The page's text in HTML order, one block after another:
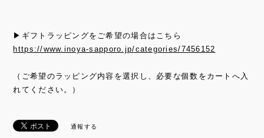
▶ギフトラッピングをご希望の場合はこちら
https://www.inoya-sapporo.jp/categories/7456152
（ご希望のラッピング内容を選択し、必要な個数をカートへ入
れてください。）
通報する